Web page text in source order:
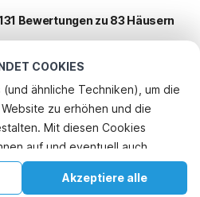
COOKIES
ähnliche Techniken), um die
zu erhöhen und die
Mit diesen Cookies
auf und eventuell auch
um Werbung Ihren
das Teilen von Informationen über
Akzeptiere alle
Bewertungen zu 83 Häusern
für Urlaub
für den Urlaub
schwendau
bei-kitzbuhel
bei-kitzbuhel
in Gries-im-sellrain
in Tirol
Buchungen Konto